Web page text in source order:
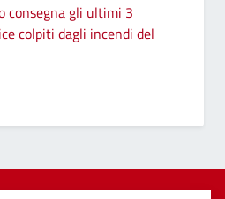
consegna gli ultimi 3
colpiti dagli incendi del